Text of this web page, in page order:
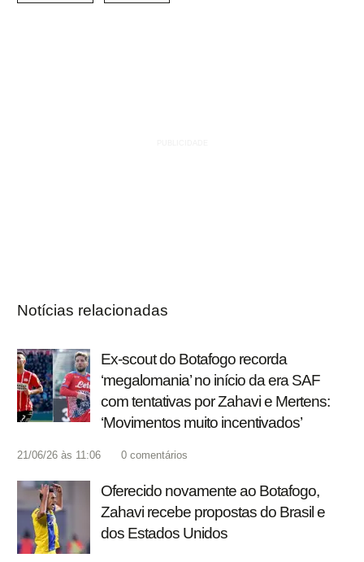
Notícias relacionadas
Ex-scout do Botafogo recorda
‘megalomania’ no início da era SAF
com tentativas por Zahavi e Mertens:
‘Movimentos muito incentivados’
21/06/26 às 11:06 0 comentários
Oferecido novamente ao Botafogo,
Zahavi recebe propostas do Brasil e
dos Estados Unidos